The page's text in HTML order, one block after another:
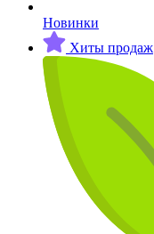
Новинки
Хиты продаж